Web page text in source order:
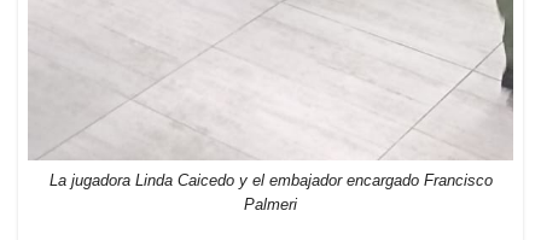
La jugadora Linda Caicedo y el embajador encargado Francisco
Palmeri